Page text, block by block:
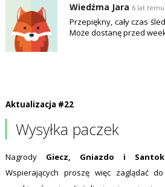
Wiedźma Jara 6 lat temu
Przepiękny, cały czas
Może dostanę przed
Aktualizacja #22
Wysyłka paczek
Nagrody Giecz, Gniazdo i Santok
Wspierających proszę więc zaglądać